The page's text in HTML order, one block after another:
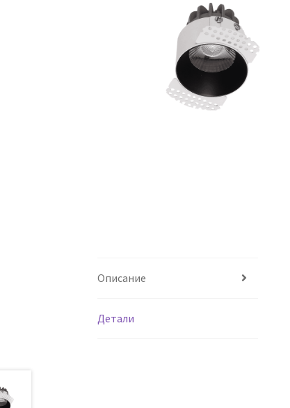
Описание
Детали